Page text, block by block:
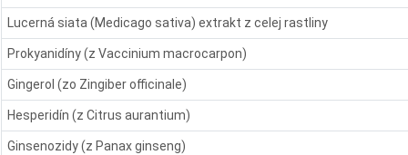
Lucerná siata (Medicago sativa) extrakt z celej rastliny
Prokyanidíny (z Vaccinium macrocarpon)
Gingerol (zo Zingiber officinale)
Hesperidín (z Citrus aurantium)
Ginsenozidy (z Panax ginseng)